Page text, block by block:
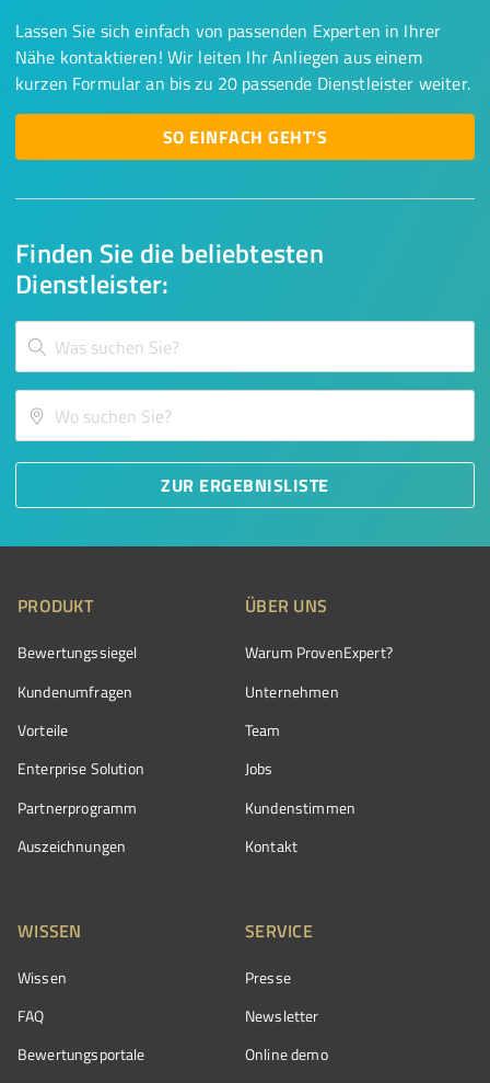
Finden Sie die beliebtesten
Dienstleister:
ZUR ERGEBNISLISTE
Lassen Sie sich einfach von passenden Experten in Ihrer
Nähe kontaktieren! Wir leiten Ihr Anliegen aus einem
kurzen Formular an bis zu 20 passende Dienstleister weiter.
SO EINFACH GEHT'S
PRODUKT
Bewertungssiegel
Kundenumfragen
Vorteile
Enterprise Solution
Partnerprogramm
Auszeichnungen
ÜBER UNS
Warum ProvenExpert?
Unternehmen
Team
Jobs
Kundenstimmen
Kontakt
WISSEN
Wissen
FAQ
Bewertungsportale
SERVICE
Presse
Newsletter
Online demo